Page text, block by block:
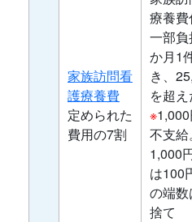
家族訪問看
護療養費
定められた
費用の7割
療養
一部負
か月1
き、
を超
※
不支給。
1,000
は100
の端数
捨て